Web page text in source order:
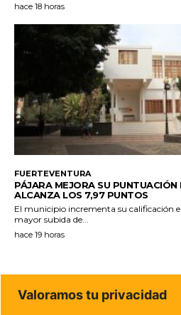
hace 18 horas
FUERTEVENTURA
PÁJARA MEJORA SU PUNTUACIÓN
ALCANZA LOS 7,97 PUNTOS
El municipio incrementa su calificación
mayor subida de...
hace 19 horas